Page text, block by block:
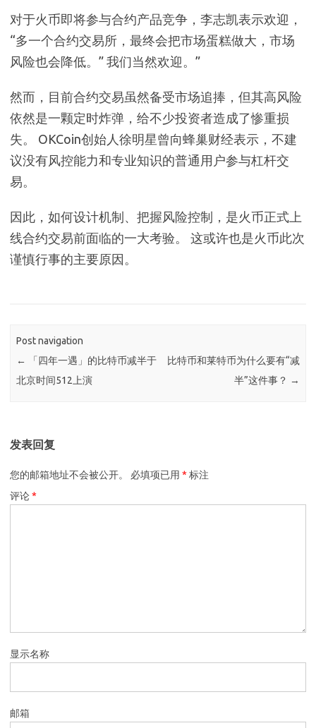
对于火币即将参与合约产品竞争，李志凯表示欢迎，
“多一个合约交易所，最终会把市场蛋糕做大，市场
风险也会降低。” 我们当然欢迎。”
然而，目前合约交易虽然备受市场追捧，但其高风险
依然是一颗定时炸弹，给不少投资者造成了惨重损
失。 OKCoin创始人徐明星曾向蜂巢财经表示，不建
议没有风控能力和专业知识的普通用户参与杠杆交
易。
因此，如何设计机制、把握风险控制，是火币正式上
线合约交易前面临的一大考验。 这或许也是火币此次
谨慎行事的主要原因。
Post navigation
←
「四年一遇」的比特币减半于
北京时间512上演
比特币和莱特币为什么要有“减
半”这件事？ →
发表回复
您的邮箱地址不会被公开。 必填项已用 * 标注
评论*
显示名称
邮箱